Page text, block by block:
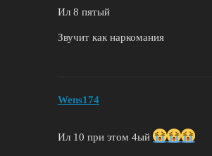
Ил 8 пятый
Звучит как наркомания
Wens174
Ил 10 при этом 4ый